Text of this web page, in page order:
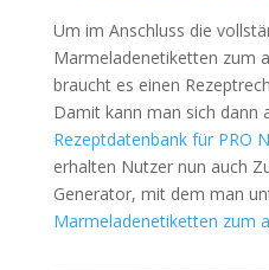
Um im Anschluss die
Marmeladenetiketten zum
braucht es einen
Damit kann man sich dann
Rezeptdatenbank für PRO
erhalten Nutzer nun auch
Generator, mit dem man
Marmeladenetiketten zum